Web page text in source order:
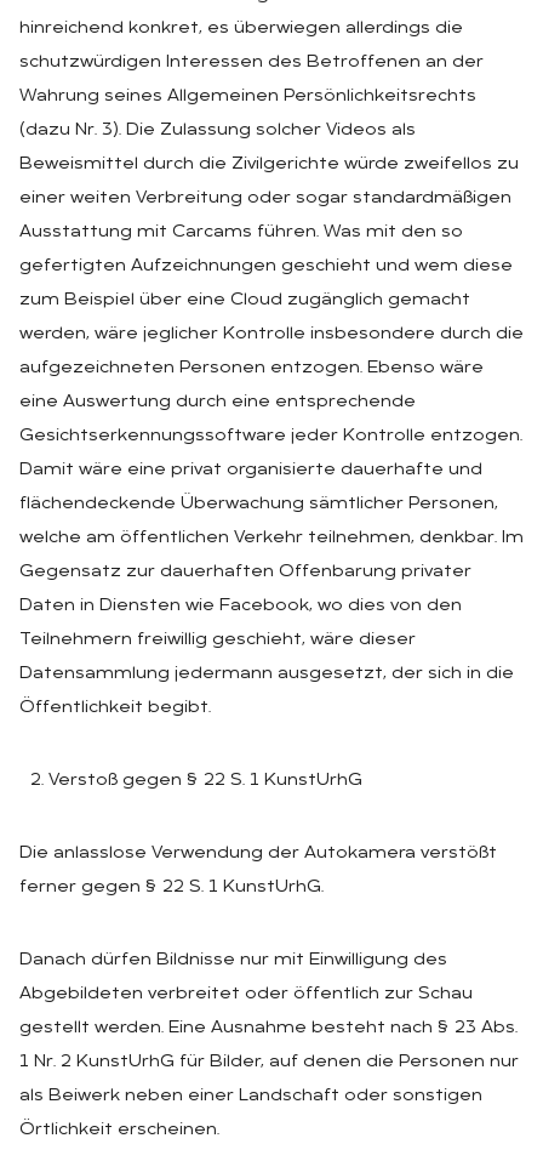
hinreichend konkret, es überwiegen allerdings die
schutzwürdigen Interessen des Betroffenen an der
Wahrung seines Allgemeinen Persönlichkeitsrechts
(dazu Nr. 3). Die Zulassung solcher Videos als
Beweismittel durch die Zivilgerichte würde zweifellos zu
einer weiten Verbreitung oder sogar standardmäßigen
Ausstattung mit Carcams führen. Was mit den so
gefertigten Aufzeichnungen geschieht und wem diese
zum Beispiel über eine Cloud zugänglich gemacht
werden, wäre jeglicher Kontrolle insbesondere durch die
aufgezeichneten Personen entzogen. Ebenso wäre
eine Auswertung durch eine entsprechende
Gesichtserkennungssoftware jeder Kontrolle entzogen.
Damit wäre eine privat organisierte dauerhafte und
flächendeckende Überwachung sämtlicher Personen,
welche am öffentlichen Verkehr teilnehmen, denkbar. Im
Gegensatz zur dauerhaften Offenbarung privater
Daten in Diensten wie Facebook, wo dies von den
Teilnehmern freiwillig geschieht, wäre dieser
Datensammlung jedermann ausgesetzt, der sich in die
Öffentlichkeit begibt.
Verstoß gegen § 22 S. 1 KunstUrhG
Die anlasslose Verwendung der Autokamera verstößt
ferner gegen § 22 S. 1 KunstUrhG.
Danach dürfen Bildnisse nur mit Einwilligung des
Abgebildeten verbreitet oder öffentlich zur Schau
gestellt werden. Eine Ausnahme besteht nach § 23 Abs.
1 Nr. 2 KunstUrhG für Bilder, auf denen die Personen nur
als Beiwerk neben einer Landschaft oder sonstigen
Örtlichkeit erscheinen.